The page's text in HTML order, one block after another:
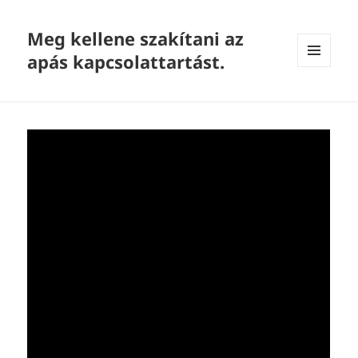
Meg kellene szakítani az
apás kapcsolattartást.